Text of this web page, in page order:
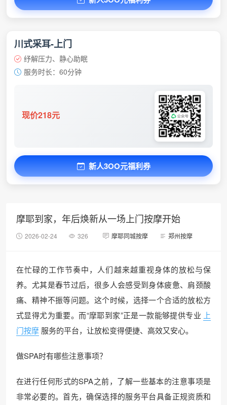
川式采耳-上门
纾解压力、静心助眠
服务时长：60分钟
现价218元
新人3OO元福利券
摩耶到家，年后焕新从一场上门按摩开始
2026-02-24 326 摩耶同城按摩 郑州按摩
在忙碌的工作节奏中，人们越来越重视身体的放松与保
养。尤其是春节过后，很多人会感受到身体疲惫、肩颈酸
痛、精神不振等问题。这个时候，选择一个合适的放松方
式显得尤为重要。而“摩耶到家”正是一款能够提供专业 上
门按摩 服务的平台，让放松变得便捷、高效又安心。
做SPA时有哪些注意事项？
在进行任何形式的SPA之前，了解一些基本的注意事项是
非常必要的。首先，确保选择的服务平台具备正规资质和